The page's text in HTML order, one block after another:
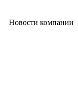
Новости компании